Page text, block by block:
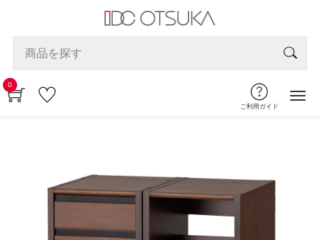
0
ご利用ガイド